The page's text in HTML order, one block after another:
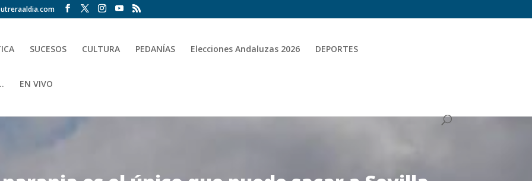
SUCESOS CULTURA PEDANÍAS Elecciones Andaluzas 2026 DEPORTES
EN VIVO